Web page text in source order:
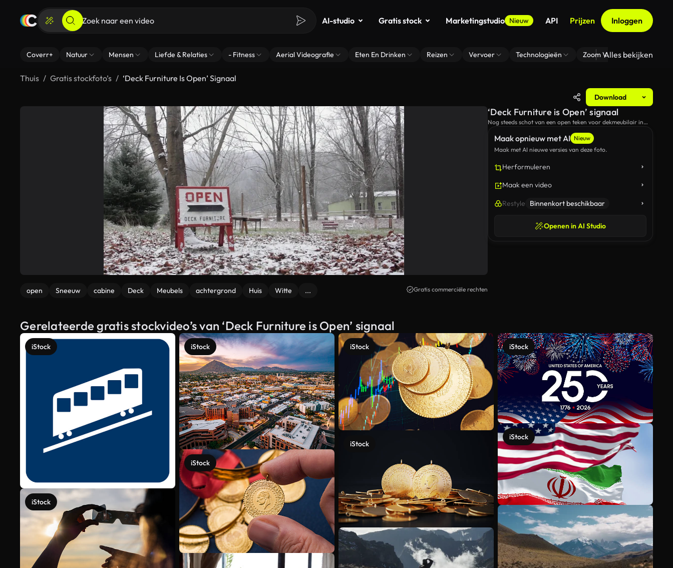
AI-studio Gratis stock Marketingstudio Nieuw API Prijzen Inloggen
Coverr+ Natuur Mensen Liefde & Relaties - Fitness Aerial Videografie Eten En Drinken Reizen Vervoer Technologieën Zoom Virtuele
Alles bekijken
Thuis Gratis stockfoto’s ‘Deck Furniture Is Open’ Signaal
Download
open Sneeuw cabine Deck Meubels achtergrond Huis Witte ... Gratis commerciële rechten
Maak opnieuw met AI Nieuw
Maak met AI nieuwe versies van deze foto.
Herformuleren
Maak een video
Restyle Binnenkort beschikbaar
Openen in AI Studio
‘Deck Furniture is Open’ signaal
Nog steeds schot van een open teken voor dekmeubilair in
Gerelateerde gratis stockvideo’s van ‘Deck Furniture is Open’ signaal
iStock
iStock
iStock
iStock
iStock
iStock
iStock
iStock
Meer bekijken